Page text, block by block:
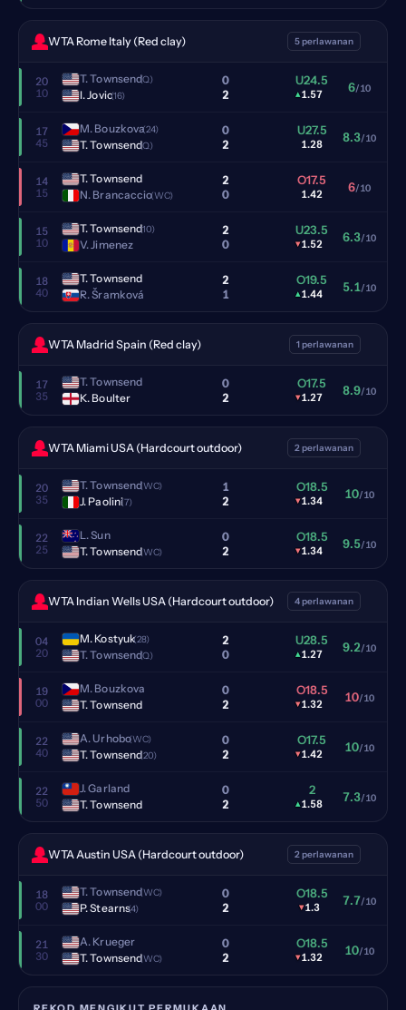
WTA Rome Italy (Red clay) 5 perlawanan
20
10
T. Townsend(Q)
I. Jovic(16)
0
2
U24.5
▴1.57 6/10
17
45
M. Bouzkova(24)
T. Townsend(Q)
0
2
U27.5
1.28 8.3/10
14
15
T. Townsend
N. Brancaccio(WC)
2
0
O17.5
1.42 6/10
15
10
T. Townsend(10)
V. Jimenez
2
0
U23.5
▾1.52 6.3/10
18
40
T. Townsend
R. Šramková
2
1
O19.5
▴1.44 5.1/10
WTA Madrid Spain (Red clay) 1 perlawanan
17
35
T. Townsend
K. Boulter
0
2
O17.5
▾1.27 8.9/10
WTA Miami USA (Hardcourt outdoor) 2 perlawanan
20
35
T. Townsend(WC)
J. Paolini(7)
1
2
O18.5
▾1.34 10/10
22
25
L. Sun
T. Townsend(WC)
0
2
O18.5
▾1.34 9.5/10
WTA Indian Wells USA (Hardcourt outdoor) 4 perlawanan
04
20
M. Kostyuk(28)
T. Townsend(Q)
2
0
U28.5
▴1.27 9.2/10
19
00
M. Bouzkova
T. Townsend
0
2
O18.5
▾1.32 10/10
22
40
A. Urhobo(WC)
T. Townsend(20)
0
2
O17.5
▾1.42 10/10
22
50
J. Garland
T. Townsend
0
2
2
▴1.58 7.3/10
WTA Austin USA (Hardcourt outdoor) 2 perlawanan
18
00
T. Townsend(WC)
P. Stearns(4)
0
2
O18.5
▾1.3 7.7/10
21
30
A. Krueger
T. Townsend(WC)
0
2
O18.5
▾1.32 10/10